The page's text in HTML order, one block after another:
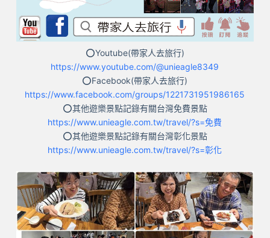
⭕Youtube(帶家人去旅行)
https://www.youtube.com/@unieagle8349
⭕Facebook(帶家人去旅行)
https://www.facebook.com/groups/1221731951986165
⭕其他遊樂景點記錄有關台灣免費景點
https://www.unieagle.com.tw/travel/?s=免費
⭕其他遊樂景點記錄有關台灣彰化景點
https://www.unieagle.com.tw/travel/?s=彰化